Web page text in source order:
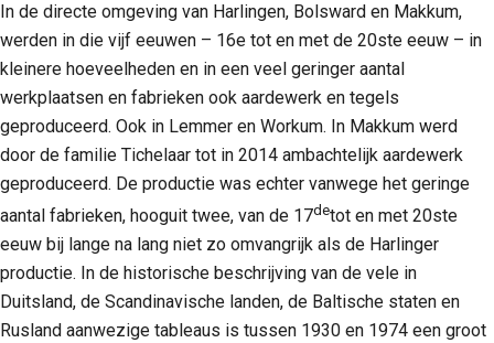
In de directe omgeving van Harlingen, Bolsward en Makkum,
werden in die vijf eeuwen – 16e tot en met de 20ste eeuw – in
kleinere hoeveelheden en in een veel geringer aantal
werkplaatsen en fabrieken ook aardewerk en tegels
geproduceerd. Ook in Lemmer en Workum. In Makkum werd
door de familie Tichelaar tot in 2014 ambachtelijk aardewerk
geproduceerd. De productie was echter vanwege het geringe
aantal fabrieken, hooguit twee, van de 17detot en met 20ste
eeuw bij lange na lang niet zo omvangrijk als de Harlinger
productie. In de historische beschrijving van de vele in
Duitsland, de Scandinavische landen, de Baltische staten en
Rusland aanwezige tableaus is tussen 1930 en 1974 een groot